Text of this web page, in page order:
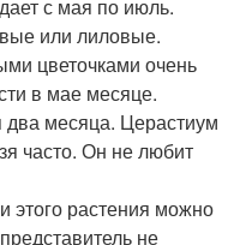
с мая по июль.
или лиловые.
цветочками очень
в мае месяце.
месяца. Церастиум
часто. Он не любит
растения можно
не